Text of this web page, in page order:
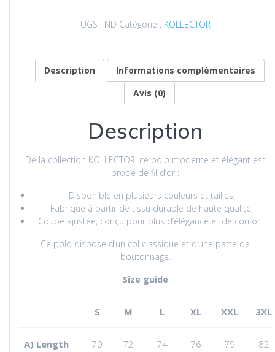
Keriz
Tambouliner
|
Broderie
UGS : ND Catégorie : KOLLECTOR
Description
Informations complémentaires
Avis (0)
Description
De la collection KOLLECTOR, ce polo moderne et élégant est
brodé de fil d’or :
Disponible en plusieurs couleurs et tailles,
Fabriqué à partir de tissu durable de haute qualité,
Coupe ajustée, conçu pour plus d’élégance et de confort.
Ce polo dispose d’un col classique et d’une patte de
boutonnage.
Size guide
S M L XL XXL 3XL
A) Length
70 72 74 76 79 82